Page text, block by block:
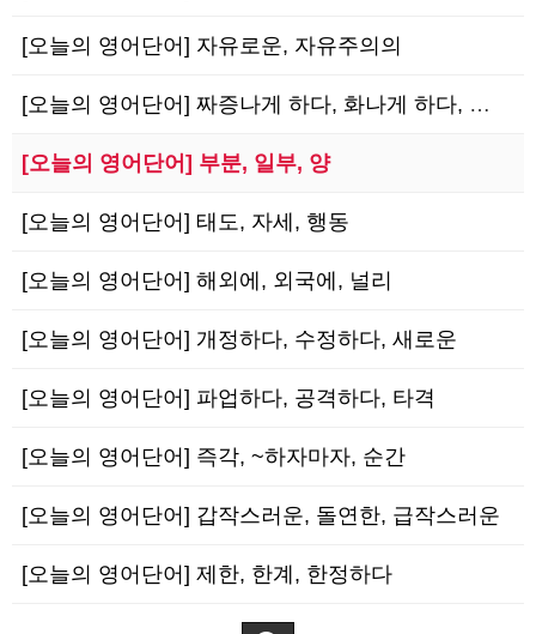
[오늘의 영어단어] 자유로운, 자유주의의
[오늘의 영어단어] 짜증나게 하다, 화나게 하다, 신경질나게 하다
[오늘의 영어단어] 부분, 일부, 양
[오늘의 영어단어] 태도, 자세, 행동
[오늘의 영어단어] 해외에, 외국에, 널리
[오늘의 영어단어] 개정하다, 수정하다, 새로운
[오늘의 영어단어] 파업하다, 공격하다, 타격
[오늘의 영어단어] 즉각, ~하자마자, 순간
[오늘의 영어단어] 갑작스러운, 돌연한, 급작스러운
[오늘의 영어단어] 제한, 한계, 한정하다